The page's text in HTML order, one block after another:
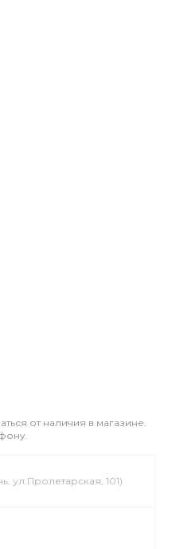
от наличия в магазине.
ул.Пролетарская, 101)